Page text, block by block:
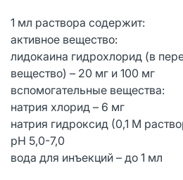
1 мл раствора содержит:
активное вещество:
лидокаина гидрохлорид (в
вещество) – 20 мг и 100 мг
вспомогательные вещества:
натрия хлорид – 6 мг
натрия гидроксид (0,1 М
рН 5,0-7,0
вода для инъекций – до 1 мл